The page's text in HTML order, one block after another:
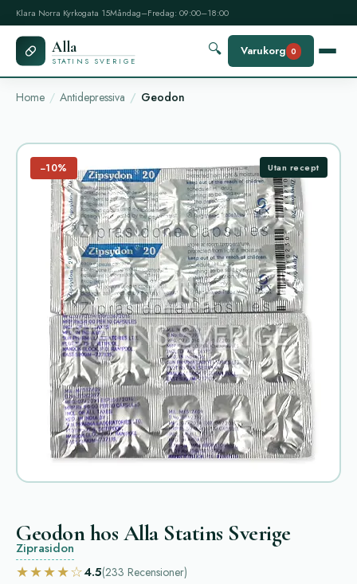
Klara Norra Kyrkogata 15Måndag–Fredag: 09:00–18:00
Alla
STATINS SVERIGE
🔍 Varukorg 0
Home Antidepressiva Geodon
−10% Utan recept
Geodon hos Alla Statins Sverige
Ziprasidon
★★★★☆4.5(233 Recensioner)